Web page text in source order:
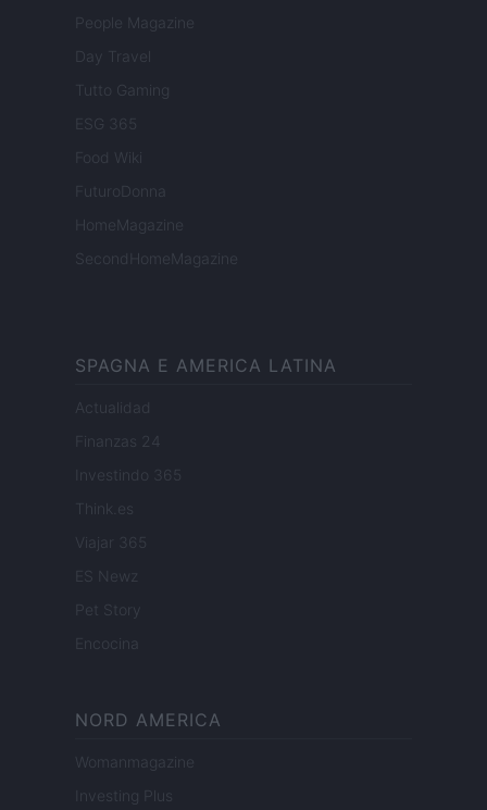
People Magazine
Day Travel
Tutto Gaming
ESG 365
Food Wiki
FuturoDonna
HomeMagazine
SecondHomeMagazine
SPAGNA E AMERICA LATINA
Actualidad
Finanzas 24
Investindo 365
Think.es
Viajar 365
ES Newz
Pet Story
Encocina
NORD AMERICA
Womanmagazine
Investing Plus